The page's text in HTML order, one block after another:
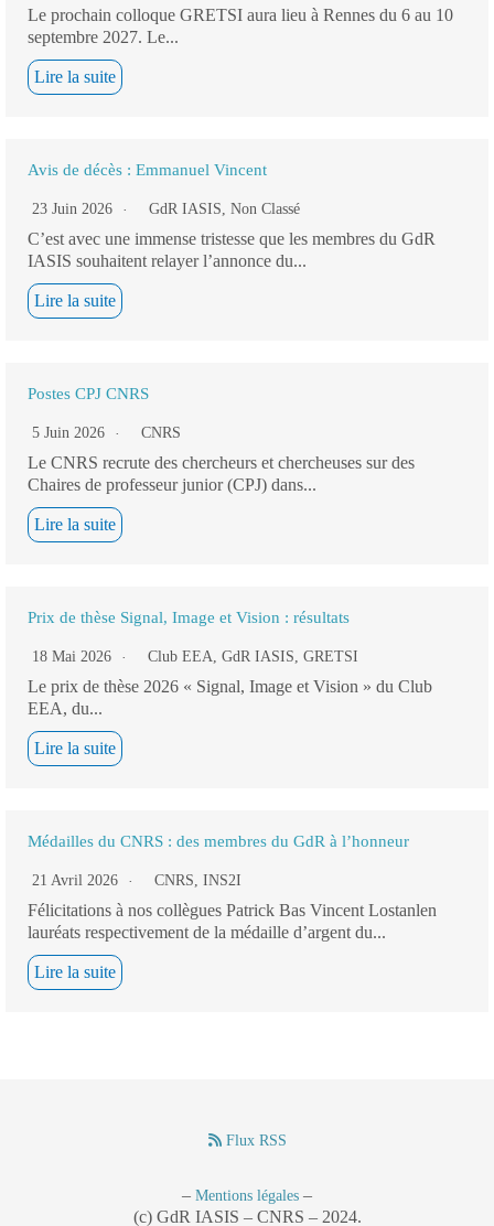
Le prochain colloque GRETSI aura lieu à Rennes du 6 au 10
septembre 2027. Le...
Lire la suite
Avis de décès : Emmanuel Vincent
23 Juin 2026 GdR IASIS, Non Classé
C’est avec une immense tristesse que les membres du GdR
IASIS souhaitent relayer l’annonce du...
Lire la suite
Postes CPJ CNRS
5 Juin 2026 CNRS
Le CNRS recrute des chercheurs et chercheuses sur des
Chaires de professeur junior (CPJ) dans...
Lire la suite
Prix de thèse Signal, Image et Vision : résultats
18 Mai 2026 Club EEA, GdR IASIS, GRETSI
Le prix de thèse 2026 « Signal, Image et Vision » du Club
EEA, du...
Lire la suite
Médailles du CNRS : des membres du GdR à l’honneur
21 Avril 2026 CNRS, INS2I
Félicitations à nos collègues Patrick Bas Vincent Lostanlen
lauréats respectivement de la médaille d’argent du...
Lire la suite
Flux RSS
– Mentions légales –
(c) GdR IASIS – CNRS – 2024.